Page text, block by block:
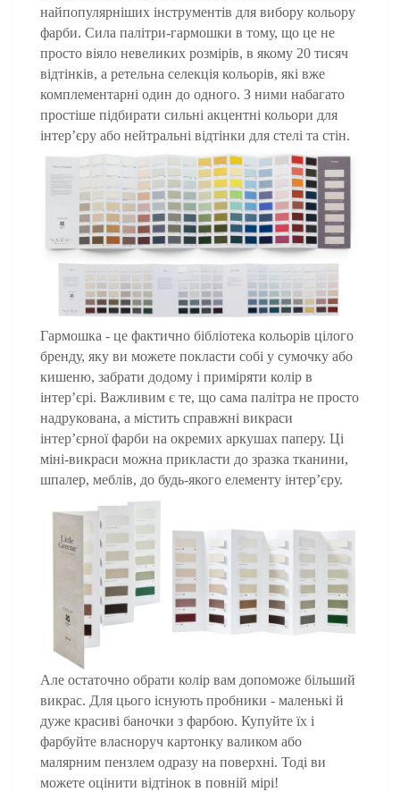
найпопулярніших інструментів для вибору кольору
фарби. Сила палітри-гармошки в тому, що це не
просто віяло невеликих розмірів, в якому 20 тисяч
відтінків, а ретельна селекція кольорів, які вже
комплементарні один до одного. З ними набагато
простіше підбирати сильні акцентні кольори для
інтер’єру або нейтральні відтінки для стелі та стін.
Гармошка - це фактично бібліотека кольорів цілого
бренду, яку ви можете покласти собі у сумочку або
кишеню, забрати додому і приміряти колір в
інтер’єрі. Важливим є те, що сама палітра не просто
надрукована, а містить справжні викраси
інтер’єрної фарби на окремих аркушах паперу. Ці
міні-викраси можна прикласти до зразка тканини,
шпалер, меблів, до будь-якого елементу інтер’єру.
Але остаточно обрати колір вам допоможе більший
викрас. Для цього існують пробники - маленькі й
дуже красиві баночки з фарбою. Купуйте їх і
фарбуйте власноруч картонку валиком або
малярним пензлем одразу на поверхні. Тоді ви
можете оцінити відтінок в повній мірі!